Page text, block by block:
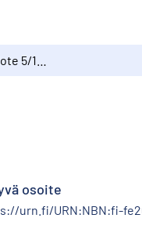
osoite
urn.fi/URN:NBN:fi-